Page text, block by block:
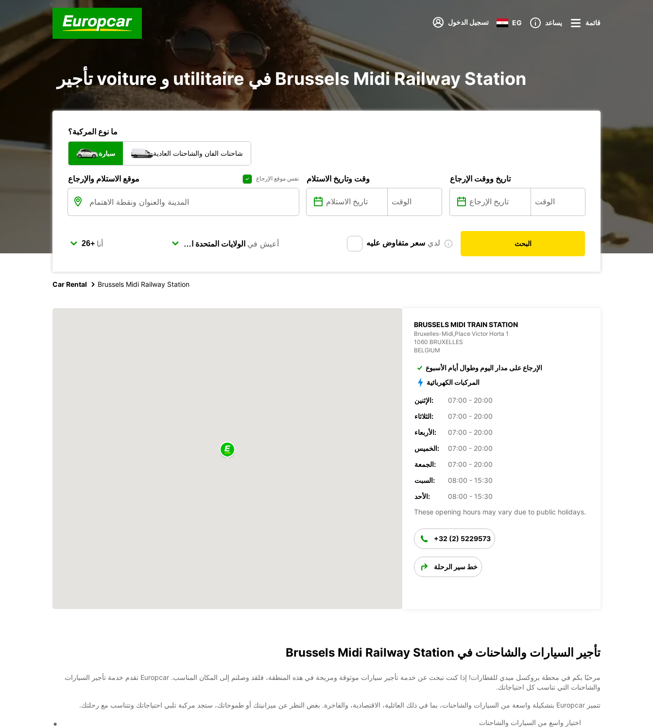
تسجيل الدخول EG يساعد قائمة
تأجير voiture و utilitaire في Brussels Midi Railway Station
ما نوع المركبة؟
سيارة شاحنات الفان والشاحنات العادية
موقع الاستلام والإرجاع نفس موقع الإرجاع وقت وتاريخ الاستلام تاريخ ووقت الإرجاع
أنا أعيش في لدي سعر متفاوض عليه البحث
Car Rental Brussels Midi Railway Station
BRUSSELS MIDI TRAIN STATION
Bruxelles-Midi,Place Victor Horta 1
1060 BRUXELLES
BELGIUM
الإرجاع على مدار اليوم وطوال أيام الأسبوع
المركبات الكهربائية
الإثنين:
07:00 - 20:00
الثلاثاء:
07:00 - 20:00
الأربعاء:
07:00 - 20:00
الخميس:
07:00 - 20:00
الجمعة:
07:00 - 20:00
السبت:
08:00 - 15:30
الأحد:
08:00 - 15:30
These opening hours may vary due to public holidays.
+32 (2) 5229573
خط سير الرحلة
تأجير السيارات والشاحنات في Brussels Midi Railway Station
مرحبًا بكم في محطة بروكسل ميدي للقطارات! إذا كنت تبحث عن خدمة تأجير سيارات موثوقة ومريحة في هذه المنطقة، فلقد وصلتم إلى المكان المناسب. Europcar تقدم خدمة تأجير السيارات
والشاحنات التي تناسب كل احتياجاتك.
تتميز Europcar بتشكيلة واسعة من السيارات والشاحنات، بما في ذلك العائلية، الاقتصادية، والفاخرة. بغض النظر عن ميزانيتك أو طموحاتك، ستجد مركبة تلبي احتياجاتك وتتناسب مع رحلتك.
اختيار واسع من السيارات والشاحنات